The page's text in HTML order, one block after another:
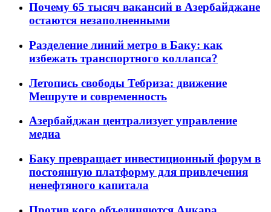
Почему 65 тысяч вакансий в Азербайджане
остаются незаполненными
Разделение линий метро в Баку: как
избежать транспортного коллапса?
Летопись свободы Тебриза: движение
Мешруте и современность
Азербайджан централизует управление
медиа
Баку превращает инвестиционный форум в
постоянную платформу для привлечения
ненефтяного капитала